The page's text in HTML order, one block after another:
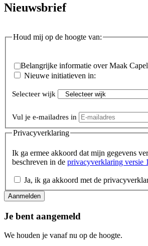
Nieuwsbrief
Houd mij op de hoogte van:
Belangrijke informatie over Maak
Nieuwe initiatieven in:
Selecteer wijk
Vul je e-mailadres in
Privacyverklaring
Ik ga ermee akkoord dat mijn gegevens
beschreven in de privacyverklaring versie
Ja, ik ga akkoord met de
Aanmelden
Je bent aangemeld
We houden je vanaf nu op de hoogte.